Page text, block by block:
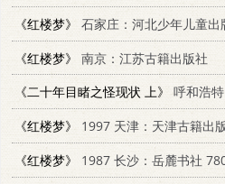
《红楼梦》
石家庄：河北少年儿童出
《红楼梦》
南京：江苏古籍出版社
《二十年目睹之怪现状 上》
呼和浩
《红楼梦》
1997 天津：天津古籍出
《红楼梦》
1987 长沙：岳麓书社